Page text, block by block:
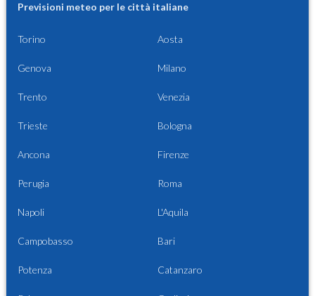
Previsioni meteo per le città italiane
Torino Aosta
Genova Milano
Trento Venezia
Trieste Bologna
Ancona Firenze
Perugia Roma
Napoli L'Aquila
Campobasso Bari
Potenza Catanzaro